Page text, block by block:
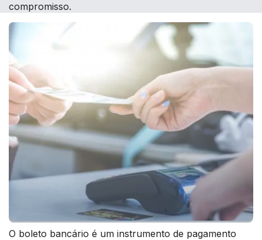
compromisso.
O boleto bancário é um instrumento de pagamento